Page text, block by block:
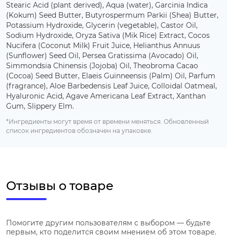
Stearic Acid (plant derived), Aqua (water), Garcinia Indica
(Kokum) Seed Butter, Butyrospermum Parkii (Shea) Butter,
Potassium Hydroxide, Glycerin (vegetable), Castor Oil,
Sodium Hydroxide, Oryza Sativa (Mik Rice) Extract, Cocos
Nucifera (Coconut Milk) Fruit Juice, Helianthus Annuus
(Sunflower) Seed Oil, Persea Gratissima (Avocado) Oil,
Simmondsia Chinensis (Jojoba) Oil, Theobroma Cacao
(Cocoa) Seed Butter, Elaeis Guinneensis (Palm) Oil, Parfum
(fragrance), Aloe Barbedensis Leaf Juice, Colloidal Oatmeal,
Hyaluronic Acid, Agave Americana Leaf Extract, Xanthan
Gum, Slippery Elm.
*Ингредиенты могут время от времени меняться. Обновленный
список ингредиентов обозначен на упаковке.
Отзывы о товаре
Помогите другим пользователям с выбором — будьте
первым, кто поделится своим мнением об этом товаре.